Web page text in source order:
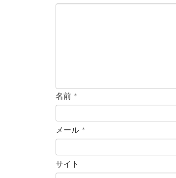
名前 *
メール *
サイト